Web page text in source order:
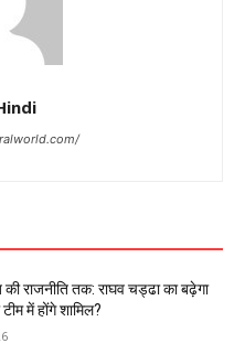
की राजनीति तक: राघव चड्ढा का बढ़ेगा
में होंगे शामिल?